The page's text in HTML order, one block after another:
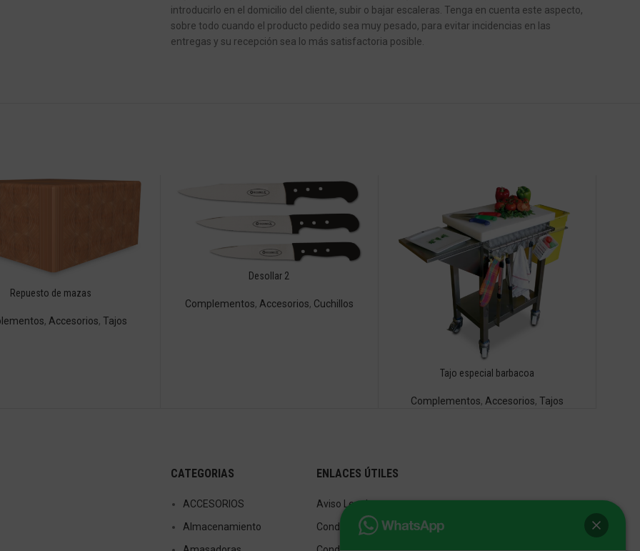
introducirlo en el domicilio del cliente, subir o bajar escaleras. Tenga en cuenta este aspecto,
sobre todo cuando el producto pedido sea muy pesado, para evitar incidencias en las
entregas y su recepción sea lo más satisfactoria posible.
Repuesto de mazas
, Accesorios,Tajos
Desollar 2
Complementos, Accesorios, Cuchillos
Tajo especial barbacoa
Complementos, Accesorios, Tajos
CATEGORIAS
ACCESORIOS
Almacenamiento
ENLACES ÚTILES
Aviso Legal
Condiciones de Venta